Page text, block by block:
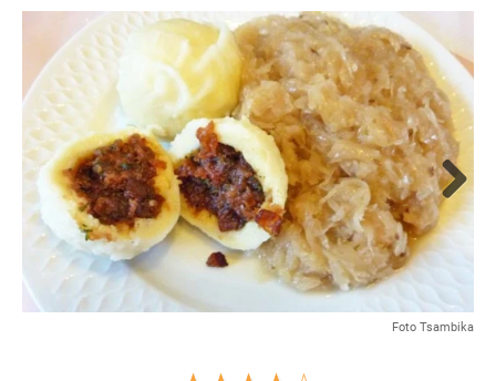
Foto Tsambika
Next